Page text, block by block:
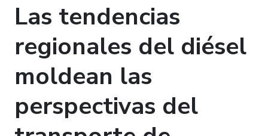
Las tendencias
regionales del diésel
moldean las
perspectivas del